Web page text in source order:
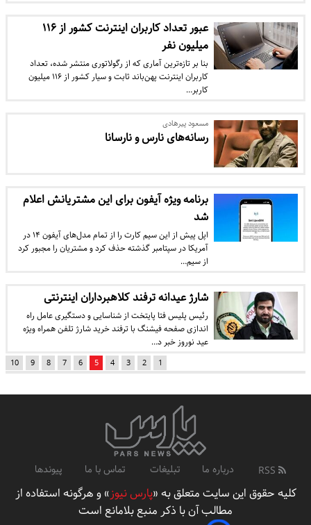
عبور تعداد کاربران اینترنت کشور از ۱۱۶
میلیون نفر
بنا بر تازه‌ترین آماری که از رگولاتوری منتشر شده، تعداد
کاربران اینترنت پهن‌باند ثابت و سیار کشور از ۱۱۶ میلیون
کاربر…
مسعود پیرهادی
رسانه‌های نارس و نارسانا
برنامه ویژه آیفون برای این مشتریانش اعلام
شد
اپل پیش از این سیم‌ کارت را از تمام مدل‌های آیفون ۱۴ در
آمریکا در سپتامبر گذشته حذف کرد و مشتریان را مجبور کرد
از سیم‌…
شارژ عیدانه ترفند کلاهبرداران اینترنتی
رئیس پلیس فتا پایتخت از شناسایی و دستگیری عامل راه
اندازى صفحه فیشنگ با ترفند خرید شارژ تلفن همراه ویژه
عید نوروز خبر د…
1
2
3
4
5
6
7
8
9
10
درباره ما تبلیغات تماس با ما پیوندها
کلیه حقوق این سایت متعلق به «پارس نیوز» و هرگونه استفاده از
مطالب آن با ذکر منبع بلامانع است